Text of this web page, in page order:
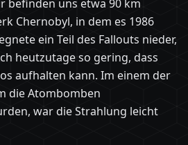
befinden uns etwa 90 km
Chernobyl, in dem es 1986
ein Teil des Fallouts nieder,
heutzutage so gering, dass
aufhalten kann. Im einem der
die Atombomben
war die Strahlung leicht